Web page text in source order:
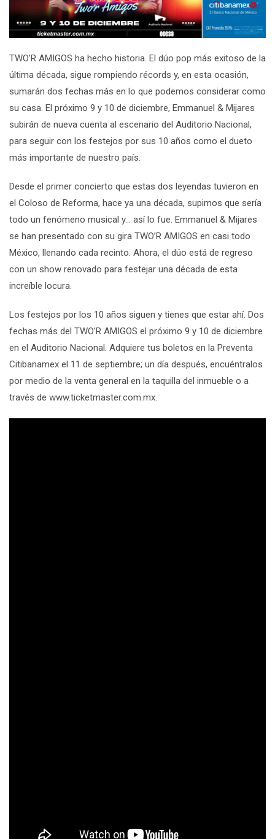
TWO’R AMIGOS ha hecho historia. El dúo pop más exitoso de la
última década, sigue rompiendo récords y, en esta ocasión,
sumarán dos fechas más en lo que podemos considerar como
su casa. El próximo 9 y 10 de diciembre, Emmanuel & Mijares
subirán de nueva cuenta al escenario del Auditorio Nacional,
para seguir con los festejos por sus 10 años como el dueto
más importante de nuestro país.
Desde el primer concierto que estas dos leyendas tuvieron en
el Coloso de Reforma, hace ya una década, supimos que sería
todo un fenómeno musical y... así lo fue. Emmanuel & Mijares
se han presentado con su gira TWO’R AMIGOS en casi todo
México, llenando cada recinto. Ahora, el dúo está de regreso
con un show renovado para festejar una década de esta
increíble locura.
Los festejos por los 10 años siguen y tienes que estar ahí. Dos
fechas más del TWO’R AMIGOS el próximo 9 y 10 de diciembre
en el Auditorio Nacional. Adquiere tus boletos en la Preventa
Citibanamex el 11 de septiembre; un día después, encuéntralos
por medio de la venta general en la taquilla del inmueble o a
través de www.ticketmaster.com.mx.